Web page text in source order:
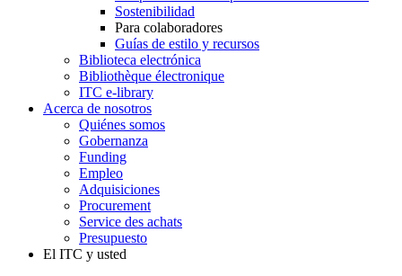
Sostenibilidad
Para colaboradores
Guías de estilo y recursos
Biblioteca electrónica
Bibliothèque électronique
ITC e-library
Acerca de nosotros
Quiénes somos
Gobernanza
Funding
Empleo
Adquisiciones
Procurement
Service des achats
Presupuesto
El ITC y usted